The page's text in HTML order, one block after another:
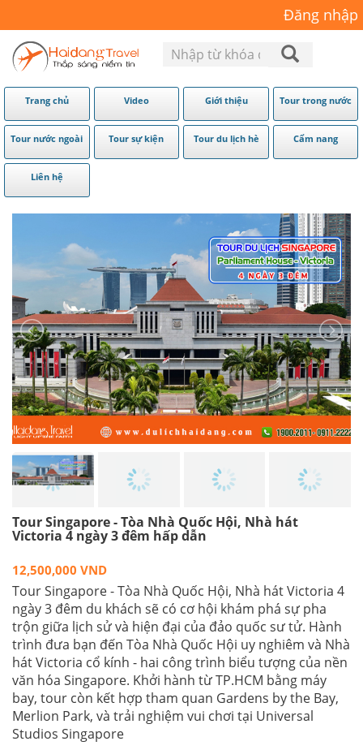
Đăng nhập
Trang chủ Video Giới thiệu Tour trong nước
Tour nước ngoài Tour sự kiện Tour du lịch hè Cẩm nang
Liên hệ
Tour Singapore - Tòa Nhà Quốc Hội, Nhà hát
Victoria 4 ngày 3 đêm hấp dẫn
12,500,000 VND
Tour Singapore - Tòa Nhà Quốc Hội, Nhà hát Victoria 4
ngày 3 đêm du khách sẽ có cơ hội khám phá sự pha
trộn giữa lịch sử và hiện đại của đảo quốc sư tử. Hành
trình đưa bạn đến Tòa Nhà Quốc Hội uy nghiêm và Nhà
hát Victoria cổ kính - hai công trình biểu tượng của nền
văn hóa Singapore. Khởi hành từ TP.HCM bằng máy
bay, tour còn kết hợp tham quan Gardens by the Bay,
Merlion Park, và trải nghiệm vui chơi tại Universal
Studios Singapore